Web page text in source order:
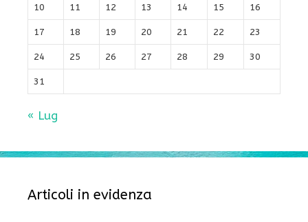
10 11 12 13 14 15 16
17 18 19 20 21 22 23
24 25 26 27 28 29 30
31
« Lug
Articoli in evidenza